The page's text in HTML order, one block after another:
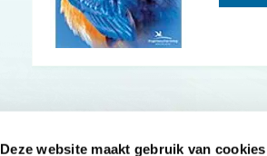
Deze website maakt gebruik van cookies